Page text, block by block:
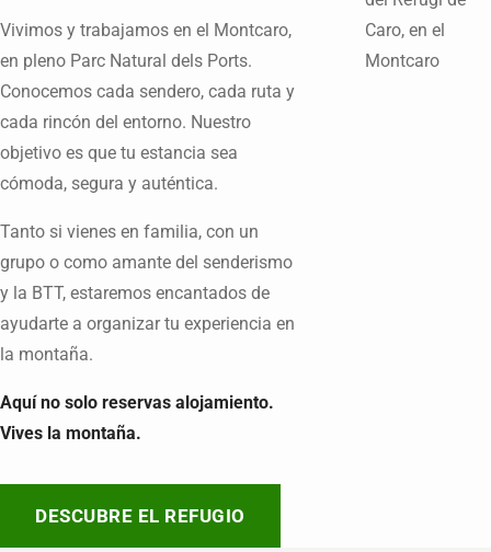
Vivimos y trabajamos en el Montcaro,
en pleno Parc Natural dels Ports.
Conocemos cada sendero, cada ruta y
cada rincón del entorno. Nuestro
objetivo es que tu estancia sea
cómoda, segura y auténtica.
Tanto si vienes en familia, con un
grupo o como amante del senderismo
y la BTT, estaremos encantados de
ayudarte a organizar tu experiencia en
la montaña.
Aquí no solo reservas alojamiento.
Vives la montaña.
DESCUBRE EL REFUGIO